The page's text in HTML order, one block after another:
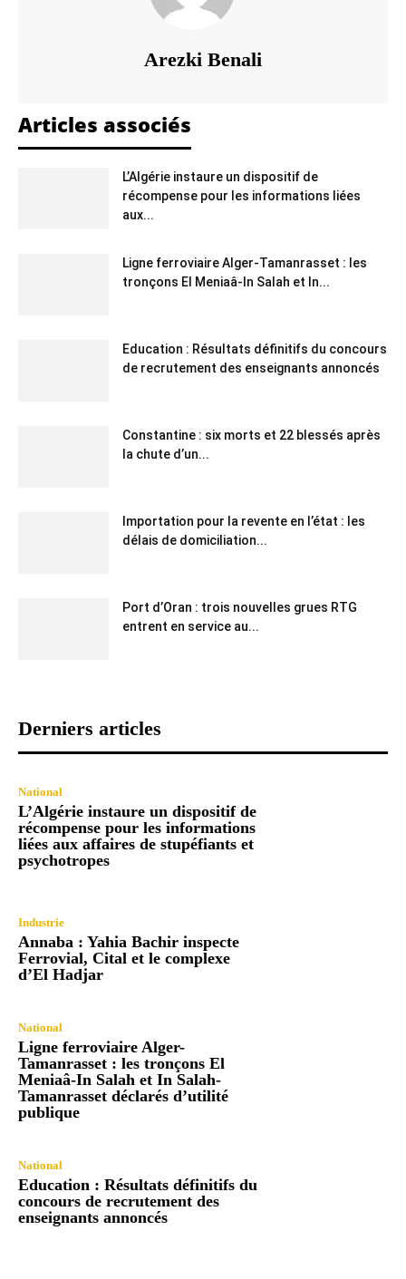
Arezki Benali
Articles associés
L’Algérie instaure un dispositif de
récompense pour les informations liées
aux...
Ligne ferroviaire Alger-Tamanrasset : les
tronçons El Meniaâ-In Salah et In...
Education : Résultats définitifs du concours
de recrutement des enseignants annoncés
Constantine : six morts et 22 blessés après
la chute d’un...
Importation pour la revente en l’état : les
délais de domiciliation...
Port d’Oran : trois nouvelles grues RTG
entrent en service au...
Derniers articles
National
L’Algérie instaure un dispositif de
récompense pour les informations
liées aux affaires de stupéfiants et
psychotropes
Industrie
Annaba : Yahia Bachir inspecte
Ferrovial, Cital et le complexe
d’El Hadjar
National
Ligne ferroviaire Alger-
Tamanrasset : les tronçons El
Meniaâ-In Salah et In Salah-
Tamanrasset déclarés d’utilité
publique
National
Education : Résultats définitifs du
concours de recrutement des
enseignants annoncés